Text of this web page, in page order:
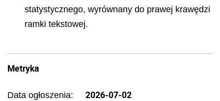
statystycznego, wyrównany do prawej krawędzi
ramki tekstowej.
Metryka
Data ogłoszenia: 2026-07-02